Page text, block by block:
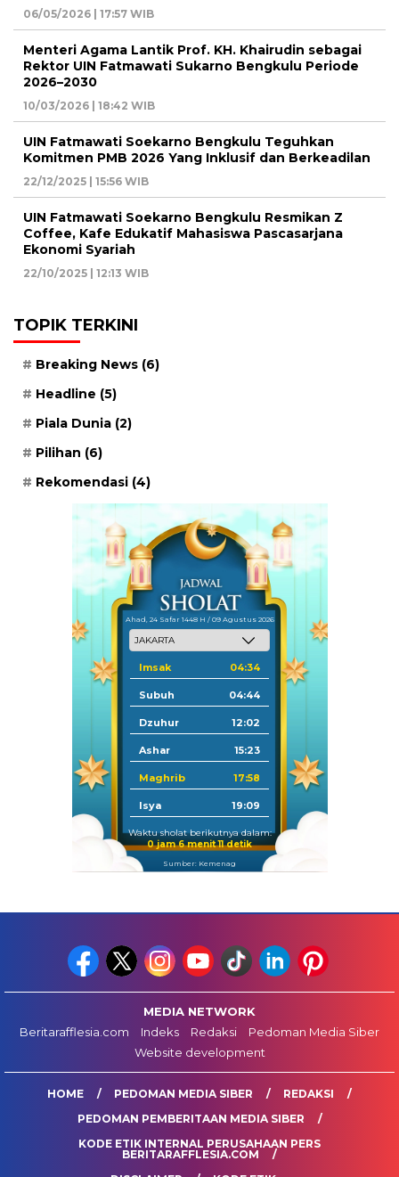
06/05/2026 | 17:57 WIB
Menteri Agama Lantik Prof. KH. Khairudin sebagai
Rektor UIN Fatmawati Sukarno Bengkulu Periode
2026–2030
10/03/2026 | 18:42 WIB
UIN Fatmawati Soekarno Bengkulu Teguhkan
Komitmen PMB 2026 Yang Inklusif dan Berkeadilan
22/12/2025 | 15:56 WIB
UIN Fatmawati Soekarno Bengkulu Resmikan Z
Coffee, Kafe Edukatif Mahasiswa Pascasarjana
Ekonomi Syariah
22/10/2025 | 12:13 WIB
TOPIK TERKINI
Breaking News (6)
Headline (5)
Piala Dunia (2)
Pilihan (6)
Rekomendasi (4)
Ahad, 24 Safar 1448 H / 09 Agustus 2026
Imsak 04:34
Subuh 04:44
Dzuhur 12:02
Ashar 15:23
Maghrib 17:58
Isya 19:09
Waktu sholat berikutnya dalam:
0 jam 6 menit 10 detik
Sumber: Kemenag
MEDIA NETWORK
Beritarafflesia.com
Indeks Redaksi
Pedoman Media Siber
Website development
HOME PEDOMAN MEDIA SIBER
REDAKSI
PEDOMAN PEMBERITAAN MEDIA SIBER
KODE ETIK INTERNAL PERUSAHAAN PERS
BERITARAFFLESIA.COM